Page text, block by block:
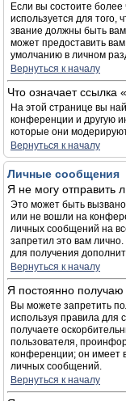
Если вы состоите
используется для того,
звание должны быть
может предоставить
умолчанию в личном
Вернуться к началу
Что означает
На этой странице вы
конференции и другую
которые они
Вернуться к началу
Личные сообщения
Я не могу отправить
Это может быть
или не вошли на
личных сообщений на
запретил это вам
для получения
Вернуться к началу
Я постоянно
Вы можете запретить
используя правила для
получаете
пользователя,
конференции; он имеет
личных сообщений.
Вернуться к началу